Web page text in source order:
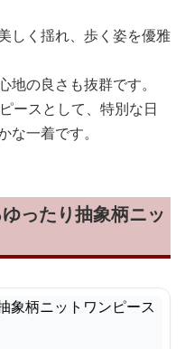
しく揺れ、歩く姿を優雅
の良さも抜群です。
ースとして、特別な日
一着です。
ったり抽象柄ニッ